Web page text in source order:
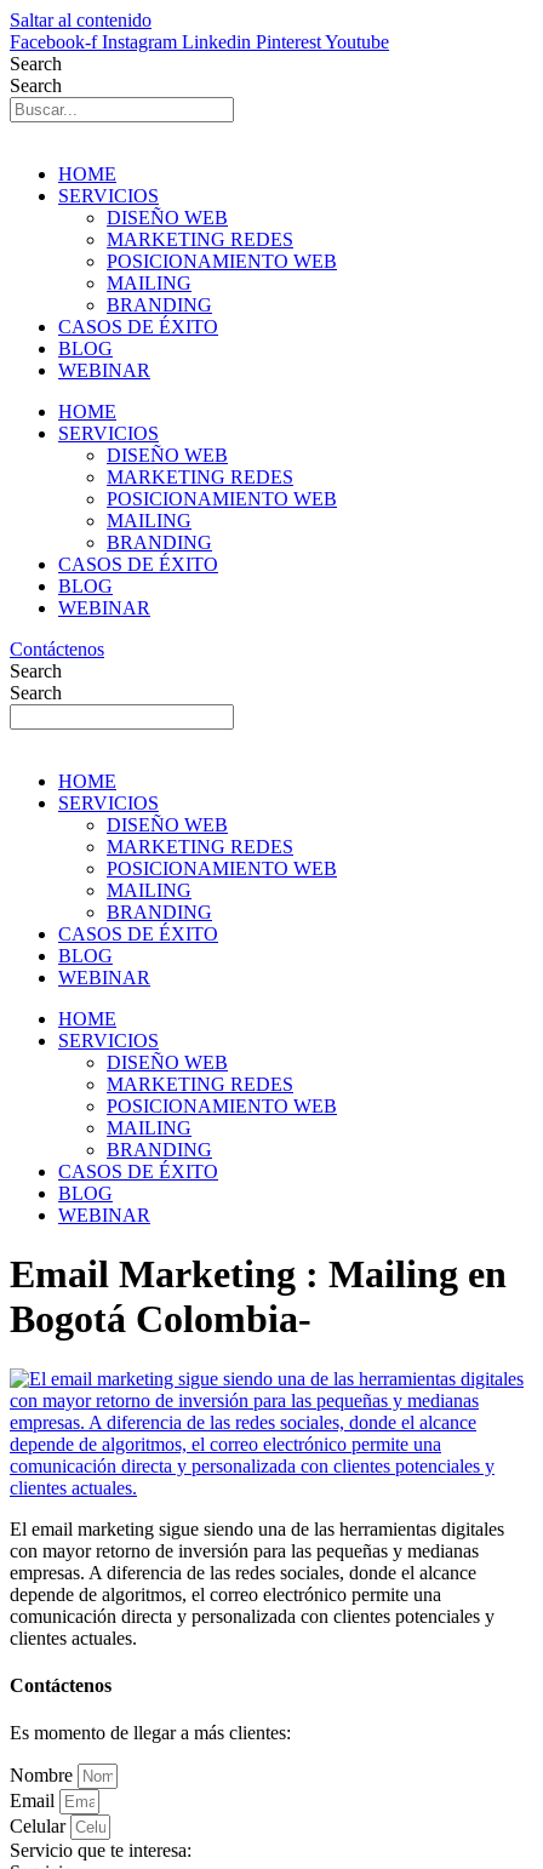
Saltar al contenido
Facebook-f Instagram Linkedin PinterestYoutube
Search
Search
HOME
SERVICIOS
DISEÑO WEB
MARKETING REDES
POSICIONAMIENTO WEB
MAILING
BRANDING
CASOS DE ÉXITO
BLOG
WEBINAR
HOME
SERVICIOS
DISEÑO WEB
MARKETING REDES
POSICIONAMIENTO WEB
MAILING
BRANDING
CASOS DE ÉXITO
BLOG
WEBINAR
Contáctenos
Search
Search
HOME
SERVICIOS
DISEÑO WEB
MARKETING REDES
POSICIONAMIENTO WEB
MAILING
BRANDING
CASOS DE ÉXITO
BLOG
WEBINAR
HOME
SERVICIOS
DISEÑO WEB
MARKETING REDES
POSICIONAMIENTO WEB
MAILING
BRANDING
CASOS DE ÉXITO
BLOG
WEBINAR
Email Marketing : Mailing en
Bogotá Colombia-
El email marketing sigue siendo una de las herramientas digitales
con mayor retorno de inversión para las pequeñas y medianas
empresas. A diferencia de las redes sociales, donde el alcance
depende de algoritmos, el correo electrónico permite una
comunicación directa y personalizada con clientes potenciales y
clientes actuales.
Contáctenos
Es momento de llegar a más clientes:
Nombre
Email
Celular
Servicio que te interesa: